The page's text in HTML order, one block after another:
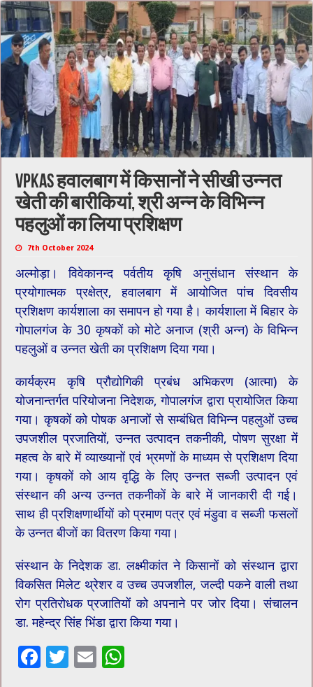
VPKAS हवालबाग में किसानों ने सीखी उन्नत
खेती की बारीकियां, श्री अन्न के विभिन्न
पहलुओं का लिया प्रशिक्षण
7th October 2024
अल्मोड़ा। विवेकानन्द पर्वतीय कृषि अनुसंधान संस्थान के
प्रयोगात्मक प्रक्षेत्र, हवालबाग में आयोजित पांच दिवसीय
प्रशिक्षण कार्यशाला का समापन हो गया है। कार्यशाला में बिहार के
गोपालगंज के 30 कृषकों को मोटे अनाज (श्री अन्न) के विभिन्न
पहलुओं व उन्नत खेती का प्रशिक्षण दिया गया।
कार्यक्रम कृषि प्रौद्योगिकी प्रबंध अभिकरण (आत्मा) के
योजनान्तर्गत परियोजना निदेशक, गोपालगंज द्वारा प्रायोजित किया
गया। कृषकों को पोषक अनाजों से सम्बंधित विभिन्न पहलुओं उच्च
उपजशील प्रजातियों, उन्नत उत्पादन तकनीकी, पोषण सुरक्षा में
महत्व के बारे में व्याख्यानों एवं भ्रमणों के माध्यम से प्रशिक्षण दिया
गया। कृषकों को आय वृद्धि के लिए उन्नत सब्जी उत्पादन एवं
संस्थान की अन्य उन्नत तकनीकों के बारे में जानकारी दी गई।
साथ ही प्रशिक्षणार्थीयों को प्रमाण पत्र एवं मंडुवा व सब्जी फसलों
के उन्नत बीजों का वितरण किया गया।
संस्थान के निदेशक डा. लक्ष्मीकांत ने किसानों को संस्थान द्वारा
विकसित मिलेट थ्रेशर व उच्च उपजशील, जल्दी पकने वाली तथा
रोग प्रतिरोधक प्रजातियों को अपनाने पर जोर दिया। संचालन
डा. महेन्द्र सिंह भिंडा द्वारा किया गया।
F
T
E